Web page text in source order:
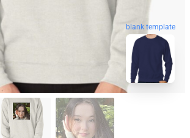
blank template